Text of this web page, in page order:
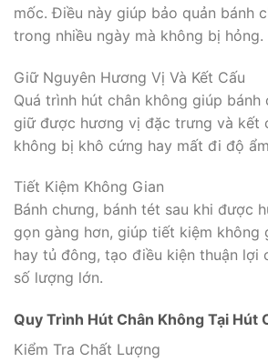
mốc. Điều này giúp bảo quản bánh
trong nhiều ngày mà không bị hỏng.
Giữ Nguyên Hương Vị Và Kết Cấu
Quá trình hút chân không giúp bánh
giữ được hương vị đặc trưng và kết
không bị khô cứng hay mất đi độ
Tiết Kiệm Không Gian
Bánh chưng, bánh tét sau khi được
gọn gàng hơn, giúp tiết kiệm không
hay tủ đông, tạo điều kiện thuận lợi
số lượng lớn.
Quy Trình Hút Chân Không Tại Hút
Kiểm Tra Chất Lượng